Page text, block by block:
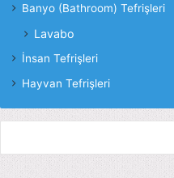
Banyo (Bathroom) Tefrişleri
Lavabo
İnsan Tefrişleri
Hayvan Tefrişleri